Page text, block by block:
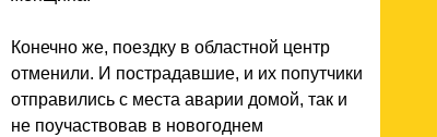
Конечно же, поездку в областной центр
отменили. И пострадавшие, и их попутчики
отправились с места аварии домой, так и
не поучаствовав в новогоднем